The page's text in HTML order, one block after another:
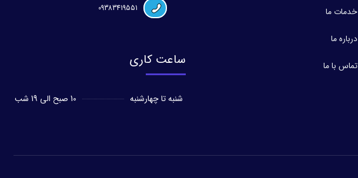
خدمات ما
درباره ما
تماس با ما
09383419551
ساعت کاری
شنبه تا چهارشنبه 10 صبح الی 19 شب